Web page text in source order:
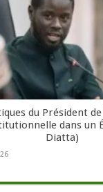
du Président
dans un
Diatta)